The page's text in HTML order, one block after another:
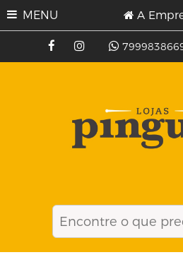
MENU A